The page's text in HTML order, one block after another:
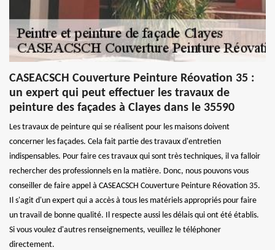
CASEACSCH Couverture Peinture Réovation 35 :
un expert qui peut effectuer les travaux de
peinture des façades à Clayes dans le 35590
Les travaux de peinture qui se réalisent pour les maisons doivent
concerner les façades. Cela fait partie des travaux d'entretien
indispensables. Pour faire ces travaux qui sont très techniques, il va falloir
rechercher des professionnels en la matière. Donc, nous pouvons vous
conseiller de faire appel à CASEACSCH Couverture Peinture Réovation 35.
Il s'agit d'un expert qui a accès à tous les matériels appropriés pour faire
un travail de bonne qualité. Il respecte aussi les délais qui ont été établis.
Si vous voulez d'autres renseignements, veuillez le téléphoner
directement.